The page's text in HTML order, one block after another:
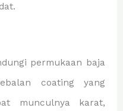
permukaan baja
coating yang
munculnya karat,